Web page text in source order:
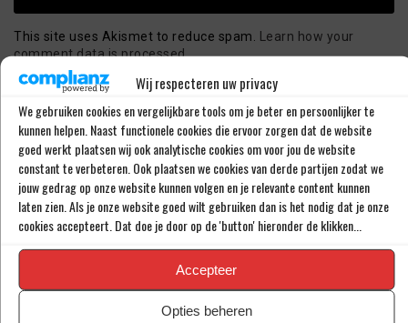
Wij respecteren uw privacy
We gebruiken cookies en vergelijkbare tools om je beter en persoonlijker te
kunnen helpen. Naast functionele cookies die ervoor zorgen dat de website
goed werkt plaatsen wij ook analytische cookies om voor jou de website
constant te verbeteren. Ook plaatsen we cookies van derde partijen zodat we
jouw gedrag op onze website kunnen volgen en je relevante content kunnen
laten zien. Als je onze website goed wilt gebruiken dan is het nodig dat je onze
cookies accepteert. Dat doe je door op de 'button' hieronder de klikken...
Accepteer
Opties beheren
This site uses Akismet to reduce spam. Learn how your
comment data is processed.
LAATSTE BERICHTEN
PSV LAAT SPITS GAAN MAAR BEDING WEL
EEN ‘MATCHINGRIGHT’
‘PSV IN ONDERHANDELING MET HET
SCHOTSE RANGERS FC’